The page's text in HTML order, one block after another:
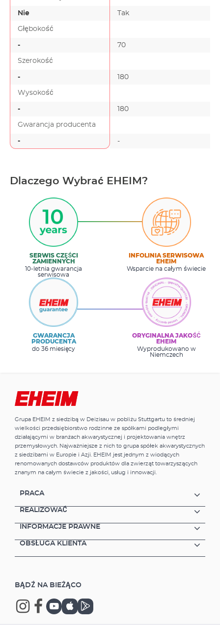
Nie Tak
Głębokość
- 70
Szerokość
- 180
Wysokość
- 180
Gwarancja producenta
- -
Dlaczego Wybrać EHEIM?
SERWIS CZĘŚCI
ZAMIENNYCH
10-letnia gwarancja
serwisowa
INFOLINIA SERWISOWA
EHEIM
Wsparcie na całym świecie
GWARANCJA
PRODUCENTA
do 36 miesięcy
ORYGINALNA JAKOŚĆ
EHEIM
Wyprodukowano w
Niemczech
Grupa EHEIM z siedzibą w Deizisau w pobliżu Stuttgartu to średniej
wielkości przedsiębiorstwo rodzinne ze spółkami podległymi
działającymi w branżach akwarystycznej i projektowania wnętrz
przemysłowych. Najważniejsze z nich to grupa spółek akwarystycznych
z siedzibami w Europie i Azji. EHEIM jest jednym z wiodących
renomowanych dostawców produktów dla zwierząt towarzyszących
znanym na całym świecie z jakości, usług i innowacji.
PRACA
REALIZOWAĆ
INFORMACJE PRAWNE
OBSŁUGA KLIENTA
BĄDŹ NA BIEŻĄCO